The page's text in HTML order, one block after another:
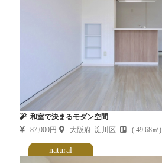
和室で決まるモダン空間
87,000円
大阪府 淀川区 ( 49.68㎡)
natural